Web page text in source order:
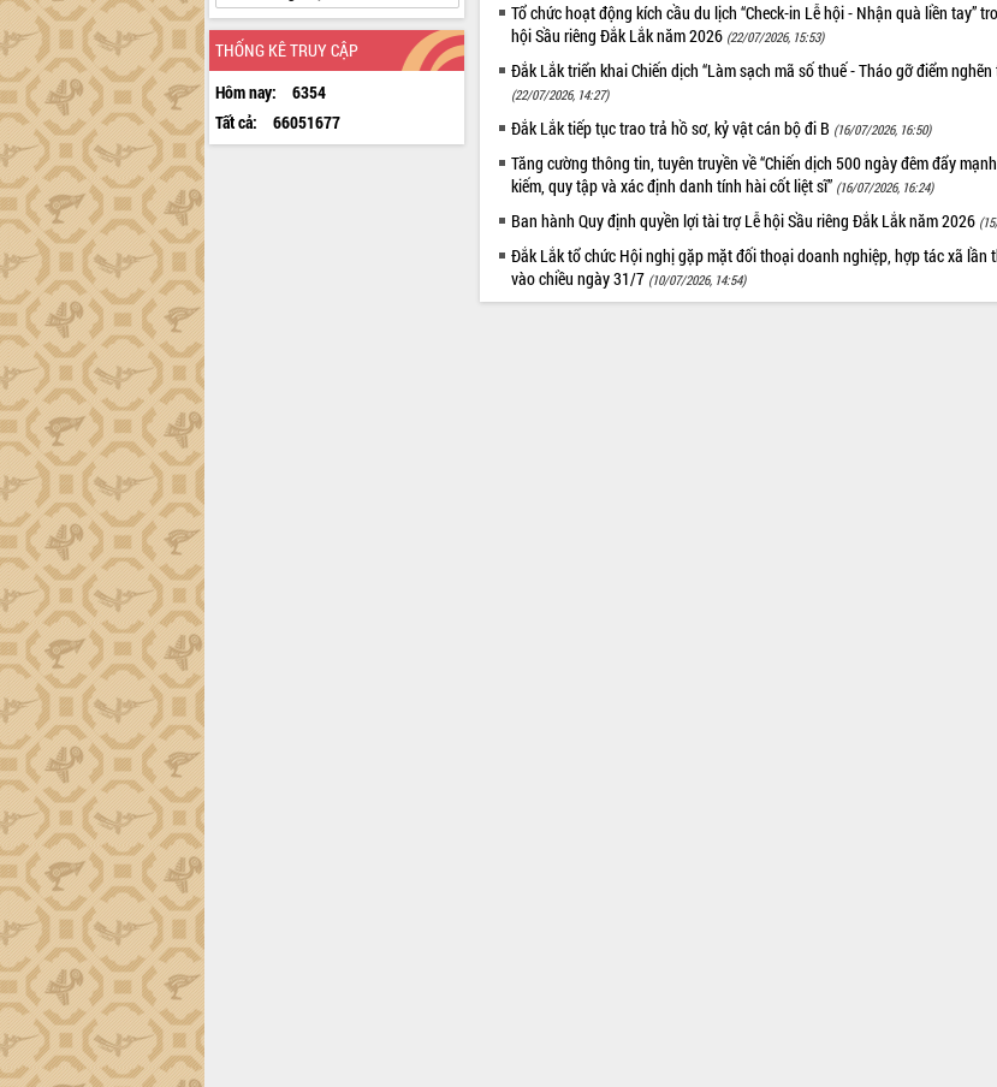
THỐNG KÊ TRUY CẬP
Hôm nay:
6354
Tất cả:
66051677
Tổ chức hoạt động kích cầu du lịch “Check-in Lễ hội - Nhận quà liền tay”
hội Sầu riêng Đắk Lắk năm 2026 (22/07/2026, 15:53)
Đắk Lắk triển khai Chiến dịch “Làm sạch mã số thuế - Tháo gỡ điểm
(22/07/2026, 14:27)
Đắk Lắk tiếp tục trao trả hồ sơ, kỷ vật cán bộ đi B (16/07/2026, 16:50)
Tăng cường thông tin, tuyên truyền về “Chiến dịch 500 ngày đêm đẩy
kiếm, quy tập và xác định danh tính hài cốt liệt sĩ” (16/07/2026, 16:24)
Ban hành Quy định quyền lợi tài trợ Lễ hội Sầu riêng Đắk Lắk năm 2026
Đắk Lắk tổ chức Hội nghị gặp mặt đối thoại doanh nghiệp, hợp tác xã lần
vào chiều ngày 31/7 (10/07/2026, 14:54)